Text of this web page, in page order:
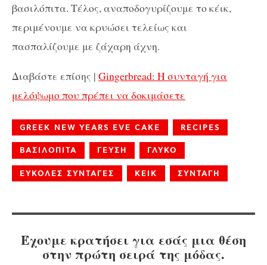
βασιλόπιτα. Τέλος, αναποδογυρίζουμε το κέικ,
περιμένουμε να κρυώσει τελείως και
πασπαλίζουμε με ζάχαρη άχνη.
Διαβάστε επίσης | Gingerbread: Η συνταγή για
μελόψωμο που πρέπει να δοκιμάσετε
GREEK NEW YEARS EVE CAKE RECIPES
ΒΑΣΙΛΟΠΙΤΑ ΓΕΥΣΗ ΓΛΥΚΟ
ΕΥΚΟΛΕΣ ΣΥΝΤΑΓΕΣ ΚΕΙΚ ΣΥΝΤΑΓΗ
Έχουμε κρατήσει για εσάς μια θέση
στην πρώτη σειρά της μόδας.